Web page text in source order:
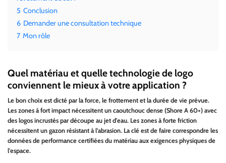
5 Conclusion
6 Demander une consultation technique
7 Mon rôle
Quel matériau et quelle technologie de logo
conviennent le mieux à votre application ?
Le bon choix est dicté par la force, le frottement et la durée de vie prévue.
Les zones à fort impact nécessitent un caoutchouc dense (Shore A 60+) avec
des logos incrustés par découpe au jet d'eau. Les zones à forte friction
nécessitent un gazon résistant à l'abrasion. La clé est de faire correspondre les
données de performance certifiées du matériau aux exigences physiques de
l'espace.